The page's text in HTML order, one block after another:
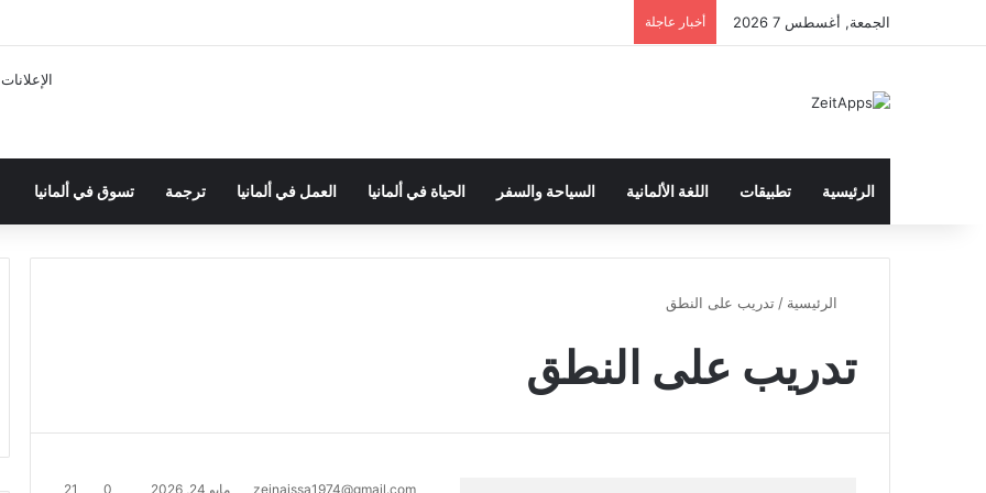
الجمعة, أغسطس 7 2026 أخبار عاجلة
الإعلانات
الرئيسية تطبيقات اللغة الألمانية السياحة والسفر الحياة في ألمانيا العمل في ألمانيا ترجمة تسوق في ألمانيا
الرئيسية / تدريب على النطق
تدريب على النطق
zeinaissa1974@gmail.com مايو 24, 2026 0
21